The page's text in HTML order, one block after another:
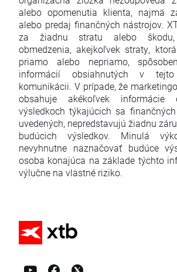
alebo opomenutia klienta, najmä
alebo predaj finančných nástrojov.
za žiadnu stratu alebo
obmedzenia, akejkoľvek straty,
priamo alebo nepriamo,
informácií obsiahnutých v tejto
komunikácii. V prípade, že
obsahuje akékoľvek informácie
výsledkoch týkajúcich sa
uvedených, nepredstavujú žiadnu
budúcich výsledkov. Minulá
nevyhnutne naznačovať budúce
osoba konajúca na základe týchto
výlučne na vlastné riziko.